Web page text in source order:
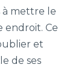
à mettre le
endroit. Ce
et
de ses